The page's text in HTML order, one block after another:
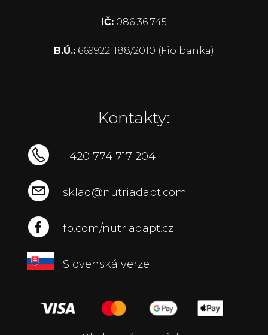
IČ: 086 36 745
B.Ú.: 6699221188/2010 (Fio banka)
Kontakty:
+420 774 717 204
sklad@nutriadapt.com
fb.com/nutriadapt.cz
Slovenská verze